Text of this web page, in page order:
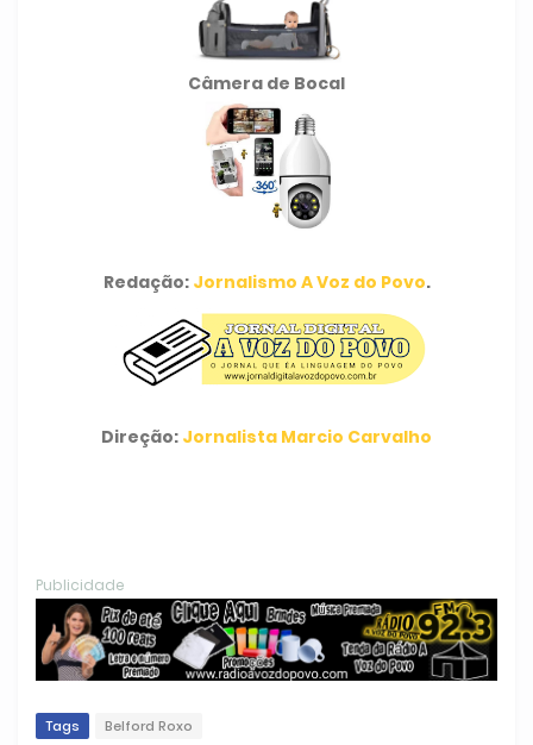
Câmera de Bocal
Redação: Jornalismo A Voz do Povo.
Direção: Jornalista Marcio Carvalho
Publicidade
Tags Belford Roxo